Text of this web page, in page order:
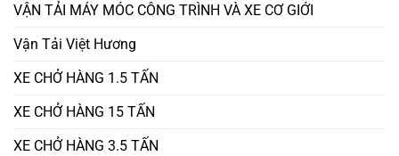
VẬN TẢI MÁY MÓC CÔNG TRÌNH VÀ XE CƠ GIỚI
Vận Tải Việt Hương
XE CHỞ HÀNG 1.5 TẤN
XE CHỞ HÀNG 15 TẤN
XE CHỞ HÀNG 3.5 TẤN